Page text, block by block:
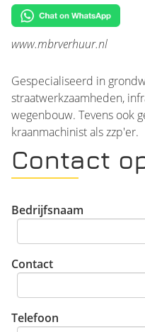
www.mbrverhuur.nl
Gespecialiseerd in
straatwerkzaamheden,
wegenbouw. Tevens ook
kraanmachinist als zzp'er.
Contact
Bedrijfsnaam
Contact
Telefoon